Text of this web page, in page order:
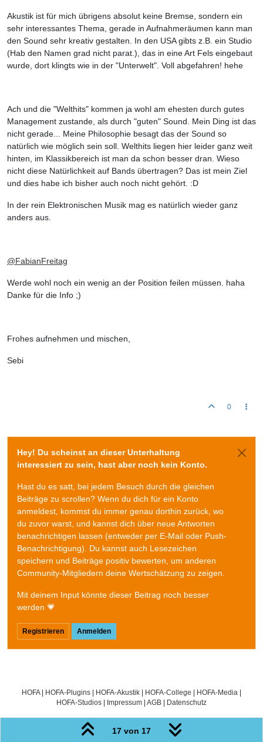
Akustik ist für mich übrigens absolut keine Bremse, sondern ein
sehr interessantes Thema, gerade in Aufnahmeräumen kann man
den Sound sehr kreativ gestalten. In den USA gibts z.B. ein Studio
(Hab den Namen grad nicht parat.), das in eine Art Fels eingebaut
wurde, dort klingts wie in der "Unterwelt". Voll abgefahren! hehe
Ach und die "Welthits" kommen ja wohl am ehesten durch gutes
Management zustande, als durch "guten" Sound. Mein Ding ist das
nicht gerade... Meine Philosophie besagt das der Sound so
natürlich wie möglich sein soll. Welthits liegen hier leider ganz weit
hinten, im Klassikbereich ist man da schon besser dran. Wieso
nicht diese Natürlichkeit auf Bands übertragen? Das ist mein Ziel
und dies habe ich bisher auch noch nicht gehört. :D
In der rein Elektronischen Musik mag es natürlich wieder ganz
anders aus.
@FabianFreitag
Werde wohl noch ein wenig an der Position feilen müssen. haha
Danke für die Info ;)
Frohes aufnehmen und mischen,
Sebi
0
Hey! Du scheinst an dieser Unterhaltung
interessiert zu sein, hast aber noch kein Konto.
Hast du es satt, bei jedem Besuch durch die gleichen
Beiträge zu scrollen? Wenn du dich für ein Konto
anmeldest, kommst du immer genau dorthin zurück, wo
du zuvor warst, und kannst dich über neue Antworten
benachrichtigen lassen (entweder per E-Mail oder Push-
Benachrichtigung). Du kannst auch Lesezeichen
speichern und Beiträge positiv bewerten, um anderen
Community-Mitgliedern deine Wertschätzung zu zeigen.
Mit deinem Input könnte dieser Beitrag noch besser
werden 💗
Registrieren Anmelden
17 von 17
HOFA| HOFA-Plugins | HOFA-Akustik | HOFA-College | HOFA-Media |
HOFA-Studios | Impressum | AGB | Datenschutz